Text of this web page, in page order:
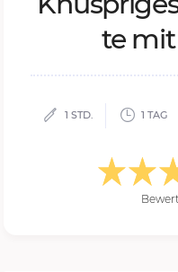
te
1 STD. 1 TAG